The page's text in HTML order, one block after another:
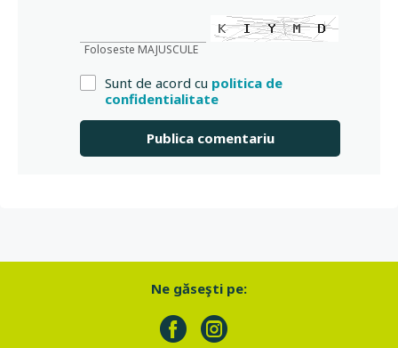
Foloseste MAJUSCULE
Sunt de acord cu politica de
confidentialitate
Ne găseşti pe: